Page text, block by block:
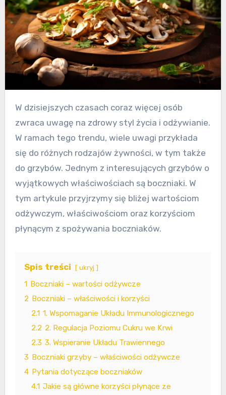
W dzisiejszych czasach coraz więcej osób
zwraca uwagę na zdrowy styl życia i odżywianie.
W ramach tego trendu, wiele uwagi przykłada
się do różnych rodzajów żywności, w tym także
do grzybów. Jednym z interesujących grzybów o
wyjątkowych właściwościach są boczniaki. W
tym artykule przyjrzymy się bliżej wartościom
odżywczym, właściwościom oraz korzyściom
płynącym z spożywania boczniaków.
Spis treści ukryj
1
Boczniaki – wartości odżywcze
2 Boczniaki – właściwości i korzyści
2.1 1. Wspomaganie Układu Immunologicznego
2.2 2. Regulacja Poziomu Cukru we Krwi
2.3 3. Wspieranie Układu Trawiennego
3 Boczniaki grzyby – właściwości odżywcze
4 Pytania dotyczące boczniaków
4.1 Jakie są główne korzyści płynące ze